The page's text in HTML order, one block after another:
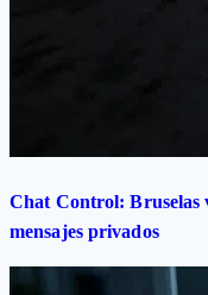
Chat Control: Bruselas
mensajes privados